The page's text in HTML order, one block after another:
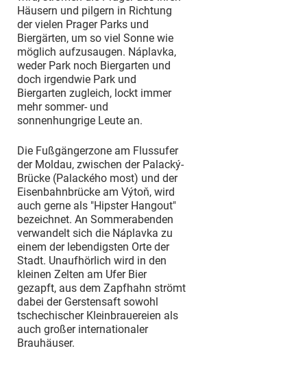
Häusern und pilgern in Richtung
der vielen Prager Parks und
Biergärten, um so viel Sonne wie
möglich aufzusaugen. Náplavka,
weder Park noch Biergarten und
doch irgendwie Park und
Biergarten zugleich, lockt immer
mehr sommer- und
sonnenhungrige Leute an.
Die Fußgängerzone am Flussufer
der Moldau, zwischen der Palacký-
Brücke (Palackého most) und der
Eisenbahnbrücke am Výtoň, wird
auch gerne als "Hipster Hangout"
bezeichnet. An Sommerabenden
verwandelt sich die Náplavka zu
einem der lebendigsten Orte der
Stadt. Unaufhörlich wird in den
kleinen Zelten am Ufer Bier
gezapft, aus dem Zapfhahn strömt
dabei der Gerstensaft sowohl
tschechischer Kleinbrauereien als
auch großer internationaler
Brauhäuser.